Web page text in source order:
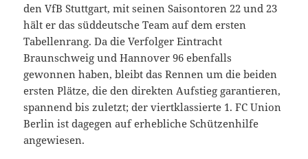
den VfB Stuttgart, mit seinen Saisontoren 22 und 23
hält er das süddeutsche Team auf dem ersten
Tabellenrang. Da die Verfolger Eintracht
Braunschweig und Hannover 96 ebenfalls
gewonnen haben, bleibt das Rennen um die beiden
ersten Plätze, die den direkten Aufstieg garantieren,
spannend bis zuletzt; der viertklassierte 1. FC Union
Berlin ist dagegen auf erhebliche Schützenhilfe
angewiesen.